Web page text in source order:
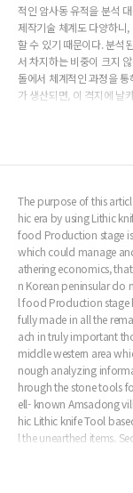
적인 암사동 유적을 분석
제작기술 체계도 다양하니
할 수 있기 때문이다. 분석
서 차지하는 비중이 크지
돌에서 체계적인 과정을
가 생산되면, 이 격지에 날
기시대 뗀돌칼은 충적지
같은 출토상황은 신석기시
곡물 분석 자료가 확보되
대 뗀돌칼 출토가 가장 많
여주는 유적으로기존 여러
이루어진 유적으로 평가
을 위한 정형화된 반달돌
인 신석기시대 암사동 유
던 것으로 볼 수 있다. 대
비 격지가 생산되면 식물
The purpose of this
hic era by using Lithic
food Production stage
which could manage
athering economics,
n Korean peninsular do
l food Production stage
fully made in all the
ach in truly important
middle western area
nough analyzing
hrough the stone tools
ell- known Amsadong
hic Lithic knife Tool
l the unearthed items.
of making a large-scale